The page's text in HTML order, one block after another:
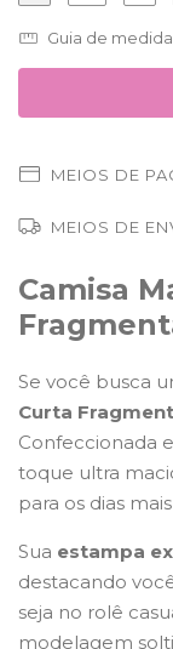
Guia de
MEIOS DE
MEIOS DE
Camisa
Se você busca
Curta
Confeccionada
toque ultra
para os dias
Sua estampa
destacando
seja no rolê
modelagem